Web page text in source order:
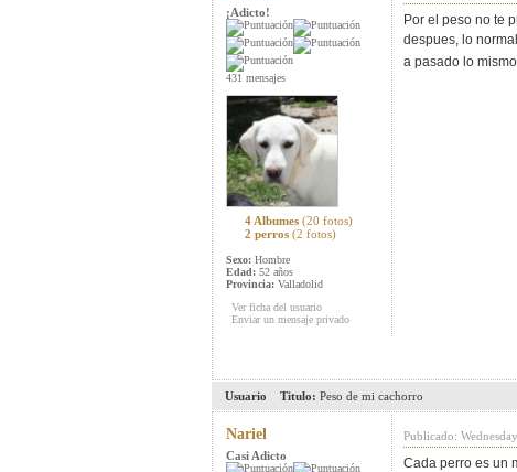
¡Adicto!
431 mensajes
4 Albumes (20 fotos)
2 perros (2 fotos)
Sexo: Hombre
Edad: 52 años
Provincia: Valladolid
Ver ficha del usuario
Enviar un mensaje privado
Por el peso no te
despues, lo
a pasado lo
Usuario Titulo: Peso de mi cachorro
Nariel
Casi Adicto
Publicado:
Cada perro es un